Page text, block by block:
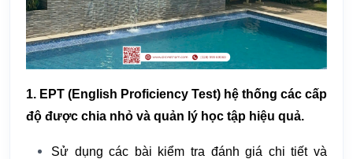
1. EPT (English Proficiency Test) hệ thống các cấp
độ được chia nhỏ và quản lý học tập hiệu quả.
Sử dụng các bài kiểm tra đánh giá chi tiết và